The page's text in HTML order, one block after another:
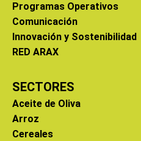
Programas Operativos
Comunicación
Innovación y Sostenibilidad
RED ARAX
SECTORES
Aceite de Oliva
Arroz
Cereales